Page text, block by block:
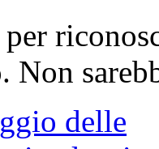
per
Non